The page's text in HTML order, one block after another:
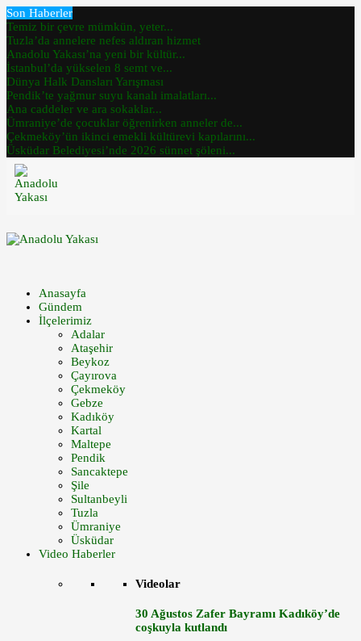
Son Haberler
Temiz bir çevre mümkün, yeter...
Tuzla’da annelere nefes aldıran hizmet
Anadolu Yakası’na yeni bir kültür...
İstanbul’da yükselen 8 semt ve...
Dünya Halk Dansları Yarışması
Pendik’te yağmur suyu kanalı imalatları...
Ana caddeler ve ara sokaklar...
Ümraniye’de çocuklar öğrenirken anneler de...
Çekmeköy’ün ikinci emekli kültürevi kapılarını...
Üsküdar Belediyesi’nde 2026 sünnet şöleni...
Anasayfa
Gündem
İlçelerimiz
Adalar
Ataşehir
Beykoz
Çayırova
Çekmeköy
Gebze
Kadıköy
Kartal
Maltepe
Pendik
Sancaktepe
Şile
Sultanbeyli
Tuzla
Ümraniye
Üsküdar
Video Haberler
Videolar
30 Ağustos Zafer Bayramı Kadıköy’de
coşkuyla kutlandı